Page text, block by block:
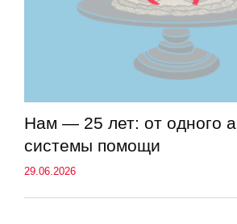
Нам — 25 лет: от одного
системы помощи
29.06.2026